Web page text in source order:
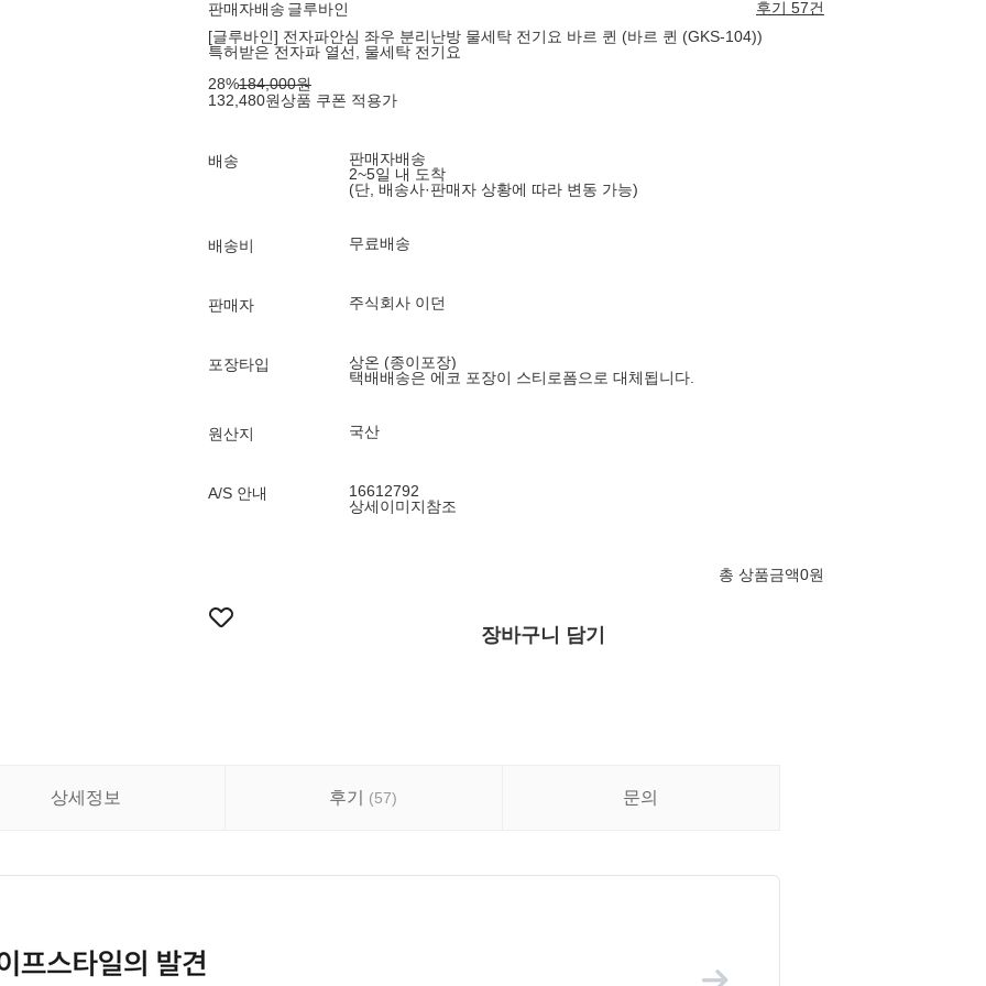
판매자배송 글루바인
후기 57건
[글루바인] 전자파안심 좌우 분리난방 물세탁 전기요 바르 퀸 (바르 퀸 (GKS-104))
특허받은 전자파 열선, 물세탁 전기요
28%184,000원
132,480원상품 쿠폰 적용가
배송
판매자배송
2~5일 내 도착
(단, 배송사·판매자 상황에 따라 변동 가능)
배송비 무료배송
판매자 주식회사 이던
포장타입
상온 (종이포장)
택배배송은 에코 포장이 스티로폼으로 대체됩니다.
원산지 국산
A/S 안내
16612792
상세이미지참조
총 상품금액0원
장바구니 담기
상세정보 후기 (57) 문의